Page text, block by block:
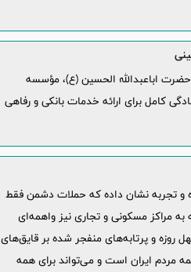
اباعبدالله الحسین (ع)، مؤسسه
کامل برای ارائه خدمات بانکی و رفاهی
و تجربه نشان داده که حملات دشمن فقط
مراکز مسکونی و تجاری نیز واهمه‌ای
و پرتابه‌های منفجر شده بر قایق‌های
مردم ایران است و می‌تواند برای همه